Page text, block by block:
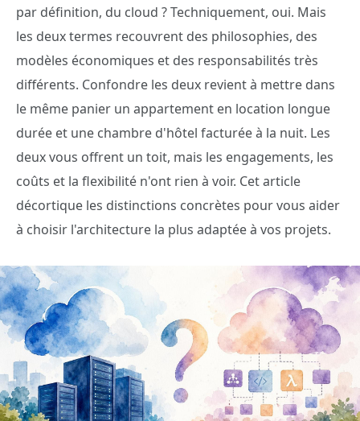
par définition, du cloud ? Techniquement, oui. Mais
les deux termes recouvrent des philosophies, des
modèles économiques et des responsabilités très
différents. Confondre les deux revient à mettre dans
le même panier un appartement en location longue
durée et une chambre d'hôtel facturée à la nuit. Les
deux vous offrent un toit, mais les engagements, les
coûts et la flexibilité n'ont rien à voir. Cet article
décortique les distinctions concrètes pour vous aider
à choisir l'architecture la plus adaptée à vos projets.